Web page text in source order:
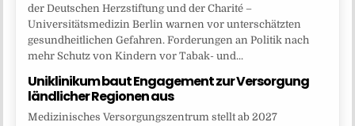
der Deutschen Herzstiftung und der Charité –
Universitätsmedizin Berlin warnen vor unterschätzten
gesundheitlichen Gefahren. Forderungen an Politik nach
mehr Schutz von Kindern vor Tabak- und...
Uniklinikum baut Engagement zur Versorgung
ländlicher Regionen aus
Medizinisches Versorgungszentrum stellt ab 2027